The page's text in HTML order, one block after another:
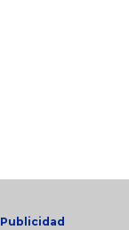
Publicidad